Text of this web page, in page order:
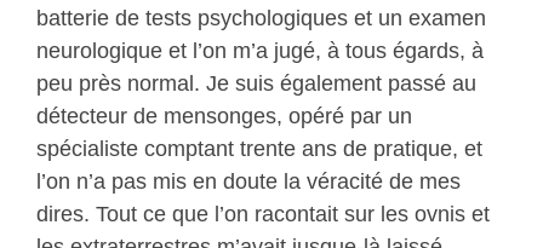
batterie de tests psychologiques et un examen
neurologique et l’on m’a jugé, à tous égards, à
peu près normal. Je suis également passé au
détecteur de mensonges, opéré par un
spécialiste comptant trente ans de pratique, et
l’on n’a pas mis en doute la véracité de mes
dires. Tout ce que l’on racontait sur les ovnis et